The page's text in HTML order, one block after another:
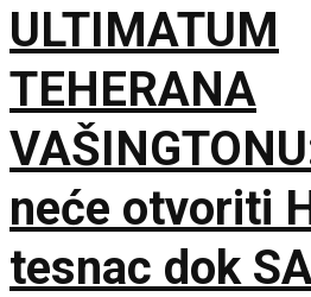
ULTIMATUM
TEHERANA
neće otvoriti
tesnac dok